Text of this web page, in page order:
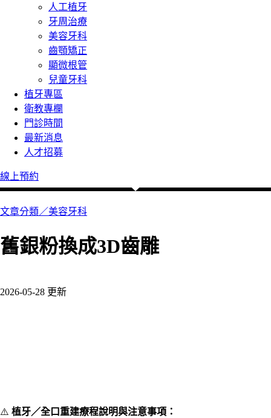
人工植牙
牙周治療
美容牙科
齒顎矯正
顯微根管
兒童牙科
植牙專區
衛教專欄
門診時間
最新消息
人才招募
線上預約
文章分類／美容牙科
舊銀粉換成3D齒雕
2026-05-28 更新
⚠️ 植牙／全口重建療程說明與注意事項：